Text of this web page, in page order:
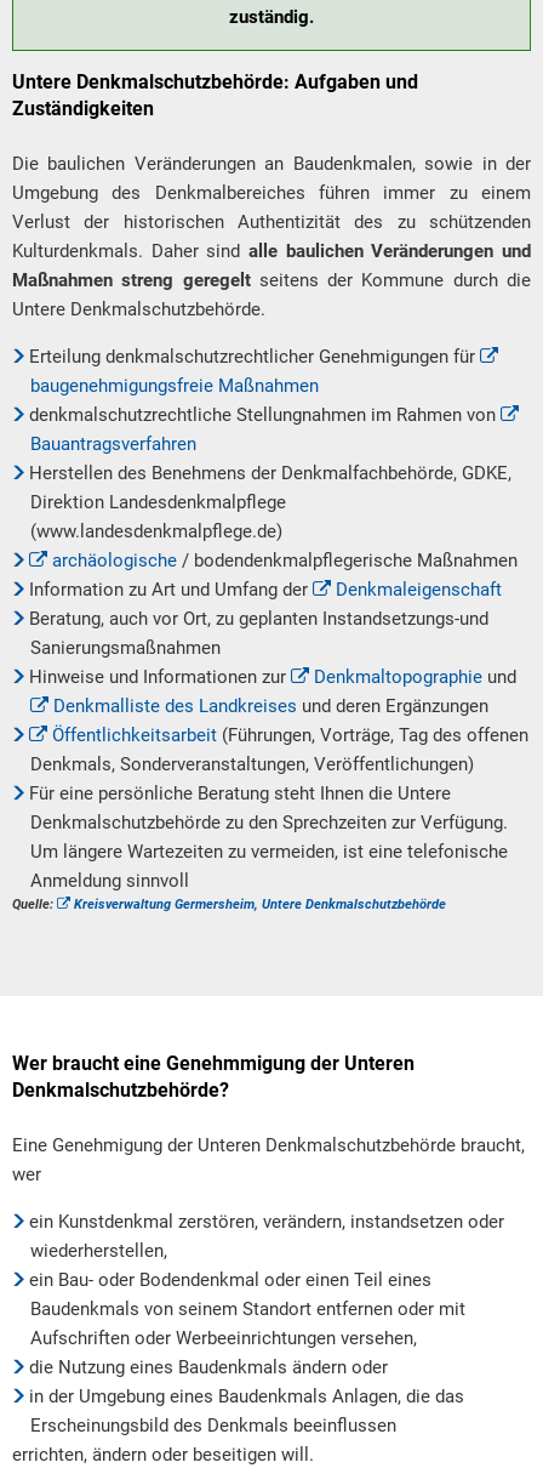
zuständig.
Untere Denkmalschutzbehörde: Aufgaben und
Zuständigkeiten
Die baulichen Veränderungen an Baudenkmalen, sowie in der
Umgebung des Denkmalbereiches führen immer zu einem
Verlust der historischen Authentizität des zu schützenden
Kulturdenkmals. Daher sind alle baulichen Veränderungen und
Maßnahmen streng geregeltseitens der Kommune durch die
Untere Denkmalschutzbehörde.
Erteilung denkmalschutzrechtlicher Genehmigungen für
baugenehmigungsfreie Maßnahmen
denkmalschutzrechtliche Stellungnahmen im Rahmen von
Bauantragsverfahren
Herstellen des Benehmens der Denkmalfachbehörde, GDKE,
Direktion Landesdenkmalpflege
(www.landesdenkmalpflege.de)
archäologische/ bodendenkmalpflegerische Maßnahmen
Information zu Art und Umfang der
Denkmaleigenschaft
Beratung, auch vor Ort, zu geplanten Instandsetzungs-und
Sanierungsmaßnahmen
Hinweise und Informationen zur
Denkmaltopographieund
Denkmalliste des Landkreises und deren Ergänzungen
Öffentlichkeitsarbeit(Führungen, Vorträge, Tag des offenen
Denkmals, Sonderveranstaltungen, Veröffentlichungen)
Für eine persönliche Beratung steht Ihnen die Untere
Denkmalschutzbehörde zu den Sprechzeiten zur Verfügung.
Um längere Wartezeiten zu vermeiden, ist eine telefonische
Anmeldung sinnvoll
Quelle: Kreisverwaltung Germersheim, Untere Denkmalschutzbehörde
Wer braucht eine Genehmmigung der Unteren
Denkmalschutzbehörde?
Eine Genehmigung der Unteren Denkmalschutzbehörde braucht,
wer
ein Kunstdenkmal zerstören, verändern, instandsetzen oder
wiederherstellen,
ein Bau- oder Bodendenkmal oder einen Teil eines
Baudenkmals von seinem Standort entfernen oder mit
Aufschriften oder Werbeeinrichtungen versehen,
die Nutzung eines Baudenkmals ändern oder
in der Umgebung eines Baudenkmals Anlagen, die das
Erscheinungsbild des Denkmals beeinflussen
errichten, ändern oder beseitigen will.